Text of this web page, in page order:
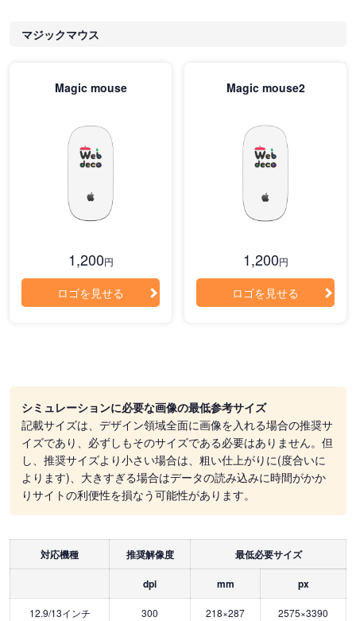
マジックマウス
Magic mouse
1,200円
ロゴを見せる
Magic mouse2
1,200円
ロゴを見せる
シミュレーションに必要な画像の最低参考サイズ
記載サイズは、デザイン領域全面に画像を入れる場合の推奨サ
イズであり、必ずしもそのサイズである必要はありません。但
し、推奨サイズより小さい場合は、粗い仕上がりに(度合いに
よります)、大きすぎる場合はデータの読み込みに時間がかか
りサイトの利便性を損なう可能性があります。
対応機種 推奨解像度 最低必要サイズ
dpi mm px
12.9/13インチ 300 218×287 2575×3390